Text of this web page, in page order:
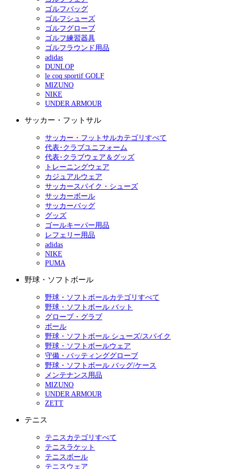
ゴルフバッグ
ゴルフシューズ
ゴルフグローブ
ゴルフ練習器具
ゴルフラウンド用品
adidas
DUNLOP
le coq sportif GOLF
MIZUNO
NIKE
UNDER ARMOUR
サッカー・フットサル
サッカー・フットサルカテゴリすべて
代表･クラブユニフォーム
代表･クラブウェア＆グッズ
トレーニングウェア
カジュアルウェア
サッカースパイク・シューズ
サッカーボール
サッカーバッグ
グッズ
ゴールキーパー用品
レフェリー用品
adidas
NIKE
PUMA
野球・ソフトボール
野球・ソフトボールカテゴリすべて
野球・ソフトボール バット
グローブ・グラブ
ボール
野球・ソフトボール シューズ/スパイク
野球・ソフトボールウェア
守備・バッティンググローブ
野球・ソフトボール バッグ/ケース
メンテナンス用品
MIZUNO
UNDER ARMOUR
ZETT
テニス
テニスカテゴリすべて
テニスラケット
テニスボール
テニスウェア